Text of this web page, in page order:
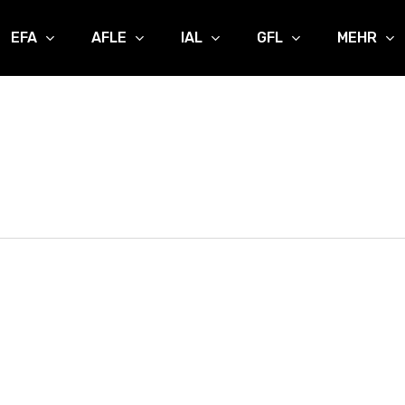
EFA AFLE IAL GFL MEHR